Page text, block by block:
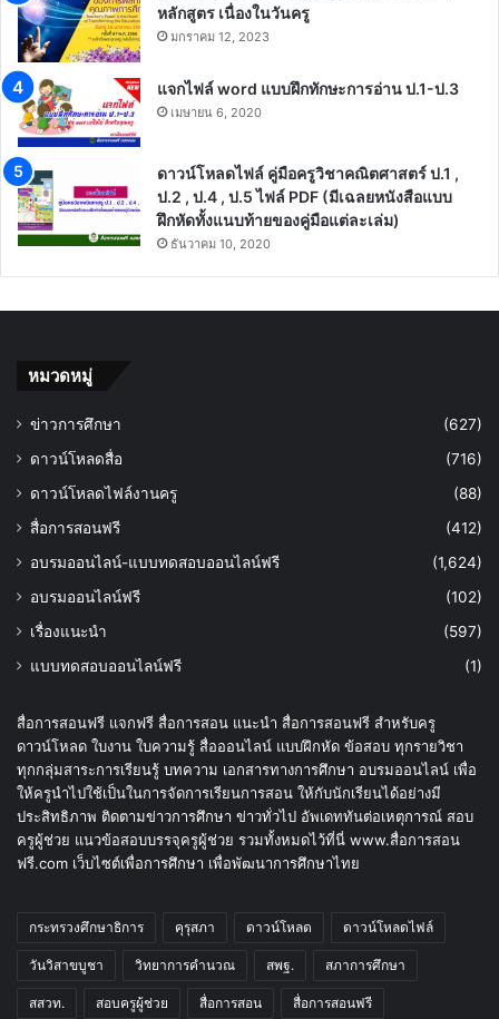
หลักสูตร เนื่องในวันครู
มกราคม 12, 2023
แจกไฟล์ word แบบฝึกทักษะการอ่าน ป.1-ป.3
เมษายน 6, 2020
ดาวน์โหลดไฟล์ คู่มือครูวิชาคณิตศาสตร์ ป.1 ,
ป.2 , ป.4 , ป.5 ไฟล์ PDF (มีเฉลยหนังสือแบบ
ฝึกหัดทั้งแนบท้ายของคู่มือแต่ละเล่ม)
ธันวาคม 10, 2020
หมวดหมู่
ข่าวการศึกษา
(627)
ดาวน์โหลดสื่อ
(716)
ดาวน์โหลดไฟล์งานครู
(88)
สื่อการสอนฟรี
(412)
อบรมออนไลน์-แบบทดสอบออนไลน์ฟรี
(1,624)
อบรมออนไลน์ฟรี
(102)
เรื่องแนะนำ
(597)
แบบทดสอบออนไลน์ฟรี
(1)
สื่อการสอนฟรี แจกฟรี สื่อการสอน แนะนำ สื่อการสอนฟรี สำหรับครู
ดาวน์โหลด ใบงาน ใบความรู้ สื่อออนไลน์ แบบฝึกหัด ข้อสอบ ทุกรายวิชา
ทุกกลุ่มสาระการเรียนรู้ บทความ เอกสารทางการศึกษา อบรมออนไลน์ เพื่อ
ให้ครูนำไปใช้เป็นในการจัดการเรียนการสอน ให้กับนักเรียนได้อย่างมี
ประสิทธิภาพ ติดตามข่าวการศึกษา ข่าวทั่วไป อัพเดททันต่อเหตุการณ์ สอบ
ครูผู้ช่วย แนวข้อสอบบรรจุครูผู้ช่วย รวมทั้งหมดไว้ที่นี่ www.สื่อการสอน
ฟรี.com เว็บไซต์เพื่อการศึกษา เพื่อพัฒนาการศึกษาไทย
กระทรวงศึกษาธิการ คุรุสภา ดาวน์โหลด ดาวน์โหลดไฟล์
วันวิสาขบูชา วิทยาการคำนวณ สพฐ. สภาการศึกษา
สสวท. สอบครูผู้ช่วย สื่อการสอน สื่อการสอนฟรี